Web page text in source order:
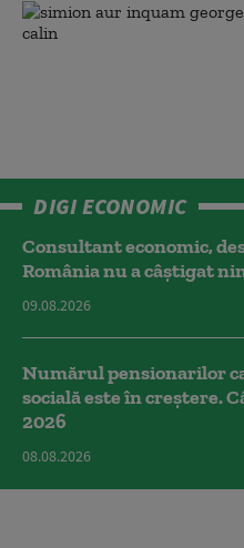
DIGI ECONOMIC
Consultant economic,
România nu a câştigat
09.08.2026
Numărul pensionarilor
socială este în creștere.
2026
08.08.2026